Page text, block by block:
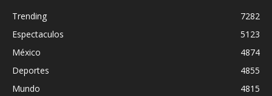
Trending
7282
Espectaculos
5123
México
4874
Deportes
4855
Mundo
4815